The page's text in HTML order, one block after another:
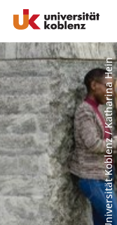
Bild: Universität Koblenz / Katharina Hein